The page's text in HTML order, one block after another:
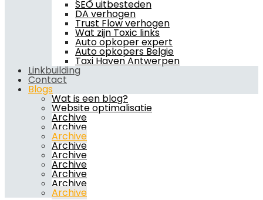
SEO uitbesteden
DA verhogen
Trust Flow verhogen
Wat zijn Toxic links
Auto opkoper expert
Auto opkopers Belgie
Taxi Haven Antwerpen
Linkbuilding
Contact
Blogs
Wat is een blog?
Website optimalisatie
Archive
Archive
Archive
Archive
Archive
Archive
Archive
Archive
Archive